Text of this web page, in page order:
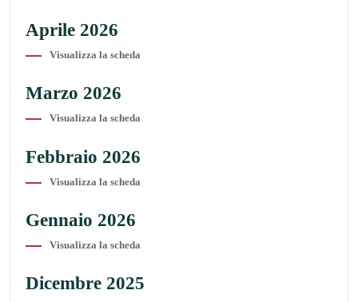
Aprile 2026
Visualizza la scheda
Marzo 2026
Visualizza la scheda
Febbraio 2026
Visualizza la scheda
Gennaio 2026
Visualizza la scheda
Dicembre 2025